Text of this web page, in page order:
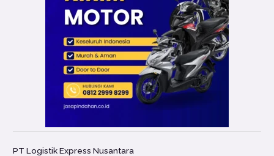
PT Logistik Express Nusantara